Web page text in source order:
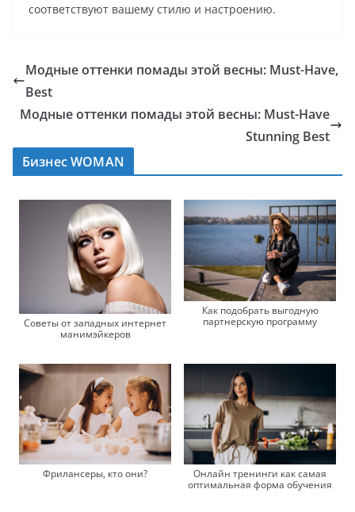
соответствуют вашему стилю и настроению.
Модные оттенки помады этой весны: Must-Have,
Best
Модные оттенки помады этой весны: Must-Have
Stunning Best
Бизнес WOMAN
Советы от западных интернет
манимэйкеров
Как подобрать выгодную
партнерскую программу
Фрилансеры, кто они?
Онлайн тренинги как самая
оптимальная форма обучения